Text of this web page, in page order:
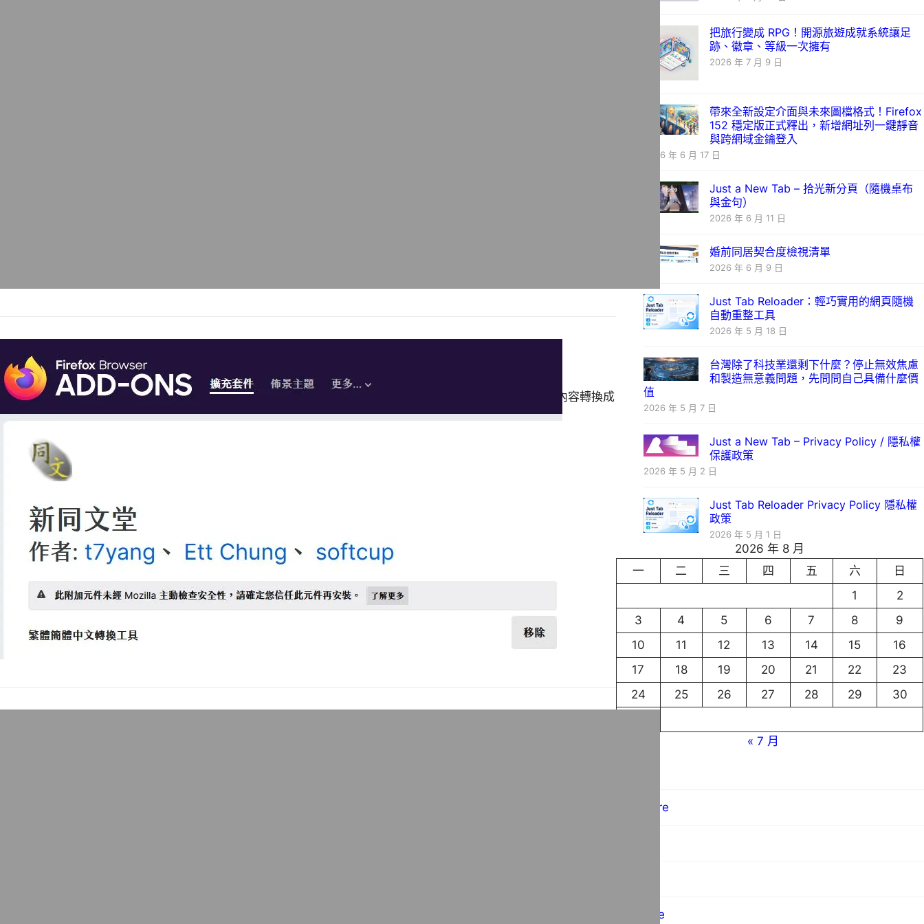
永遠的真田幸村
提供給Firefox等瀏覽器使用的好用套件新同文堂，它能手動或自動將網頁內容轉換成
繁體中文或簡體中文。 日前更…
把旅行變成 RPG！開源旅遊成就系統讓足
跡、徽章、等級一次擁有
2026 年 7 月 9 日
帶來全新設定介面與未來圖檔格式！Firefox
152 穩定版正式釋出，新增網址列一鍵靜音
與跨網域金鑰登入
2026 年 6 月 17 日
Just a New Tab – 拾光新分頁（隨機桌布
與金句）
2026 年 6 月 11 日
婚前同居契合度檢視清單
2026 年 6 月 9 日
Just Tab Reloader：輕巧實用的網頁隨機
自動重整工具
2026 年 5 月 18 日
台灣除了科技業還剩下什麼？停止無效焦慮
和製造無意義問題，先問問自己具備什麼價
值
2026 年 5 月 7 日
Just a New Tab – Privacy Policy / 隱私權
保護政策
2026 年 5 月 2 日
Just Tab Reloader Privacy Policy 隱私權
政策
2026 年 5 月 1 日
2026 年 8 月
一
二 三 四 五 六
日
1
2
3
4 5 6 7 8
9
10
11 12 13 14 15
16
17
18 19 20 21 22
23
24
25 26 27 28 29
30
« 7 月
hardware
software